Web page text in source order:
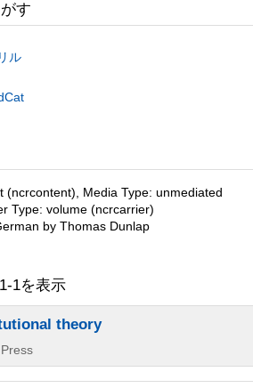
す
ル
(ncrcontent), Media Type: unmediated
Type: volume (ncrcarrier)
by Thomas Dunlap
1を表示
theory